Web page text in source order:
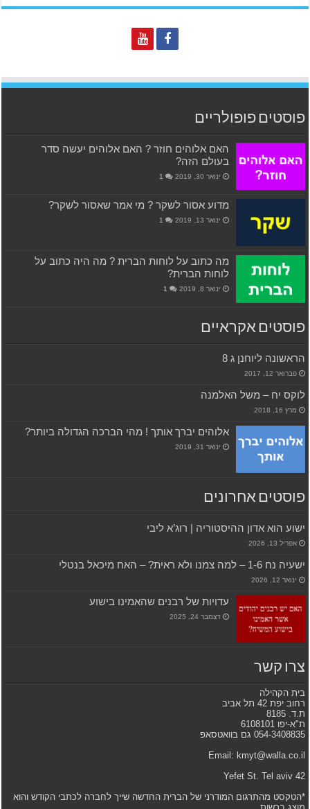
פוסטים פופולריים
האם אלוהים חוזר ? האם אלוהים יעשה סדר
בעולם הזה?
ינואר 30, 2019 1
מדוע אסור לשקר ? מי אמר שאסור לשקר?
ינואר 13, 2019 1
מה כתוב על לוחות הברית ? מה היה כתוב על
לוחות הברית?
ינואר 8, 2019 1
פוסטים אקראיים
הראשונה ליוחנן ג 8
פברואר 12, 2017
לוקס יח – משל האלמנה
מרץ 16, 2018
אלוהים יברך אותך ! מהי הברכה הגדולה ביותר?
ינואר 31, 2019
פוסטים אחרונים
ישוע הוא אדון ההיסטוריה | רוג’א ליבי
אפריל 13, 2026
ישעיה נח 1-6 – למה צמנו ולא ראית? – האח מיכאל בנטלי
ינואר 12, 2026
עדויות של רבנים שהאמינו בישוע
דצמבר 24, 2025
צרו קשר
בית הקהילה
רחוב יפת 42 תל אביב
ת.ד. 8185
ת"א-יפו 6108101
054-3408835 גם בוואטסאפ
Email: kmyt@walla.co.il
42 Yefet St. Tel aviv
*הטקסט מהתרגום המודרני של הברית החדשה שייך לחברה לכתבי הקודש והוא